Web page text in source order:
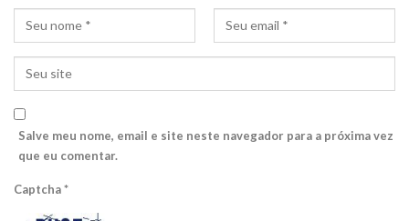
Salve meu nome, email e site neste navegador para a próxima vez
que eu comentar.
Captcha*